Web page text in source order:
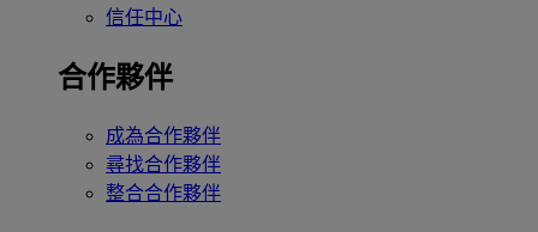
信任中心
合作夥伴
成為合作夥伴
尋找合作夥伴
整合合作夥伴